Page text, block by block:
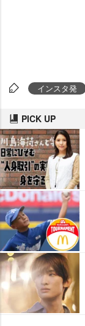
インスタ発
PICK UP